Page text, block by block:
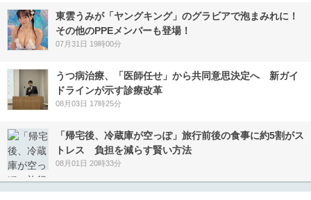
東雲うみが「ヤングキング」のグラビアで泡まみれに！
その他のPPEメンバーも登場！
07月31日 19時00分
うつ病治療、「医師任せ」から共同意思決定へ 新ガイ
ドラインが示す診療改革
08月03日 17時25分
「帰宅後、冷蔵庫が空っぽ」旅行前後の食事に約5割がス
トレス 負担を減らす賢い方法
08月01日 20時33分